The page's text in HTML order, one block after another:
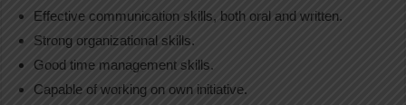
Effective communication skills, both oral and written.
Strong organizational skills.
Good time management skills.
Capable of working on own initiative.